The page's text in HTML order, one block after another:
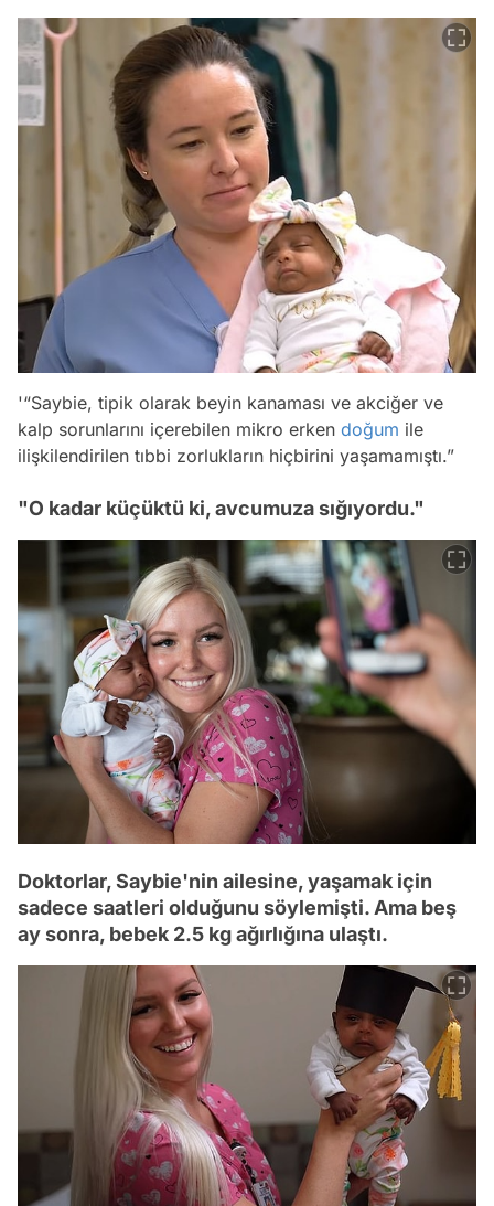
'“Saybie, tipik olarak beyin kanaması ve akciğer ve
kalp sorunlarını içerebilen mikro erken doğum ile
ilişkilendirilen tıbbi zorlukların hiçbirini yaşamamıştı.”
"O kadar küçüktü ki, avcumuza sığıyordu."
Doktorlar, Saybie'nin ailesine, yaşamak için
sadece saatleri olduğunu söylemişti. Ama beş
ay sonra, bebek 2.5 kg ağırlığına ulaştı.